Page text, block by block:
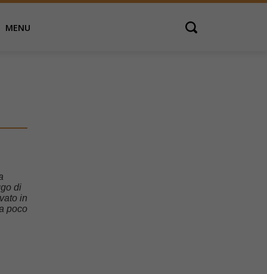
MENU Open search
di
in
poco